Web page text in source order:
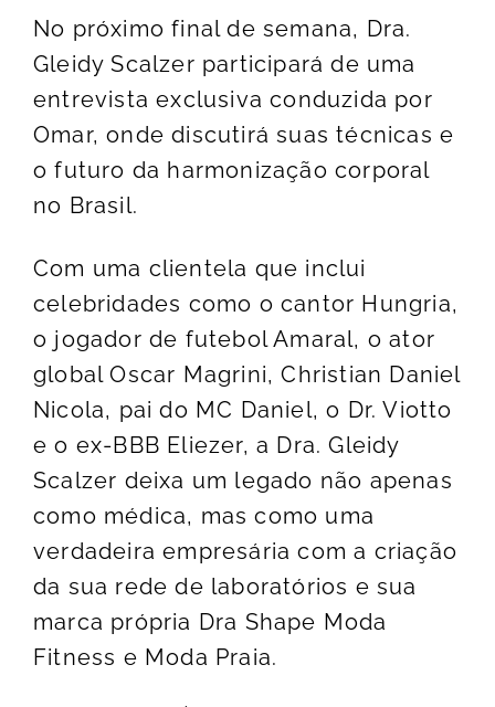
No próximo final de semana, Dra.
Gleidy Scalzer participará de uma
entrevista exclusiva conduzida por
Omar, onde discutirá suas técnicas e
o futuro da harmonização corporal
no Brasil.
Com uma clientela que inclui
celebridades como o cantor Hungria,
o jogador de futebol Amaral, o ator
global Oscar Magrini, Christian Daniel
Nicola, pai do MC Daniel, o Dr. Viotto
e o ex-BBB Eliezer, a Dra. Gleidy
Scalzer deixa um legado não apenas
como médica, mas como uma
verdadeira empresária com a criação
da sua rede de laboratórios e sua
marca própria Dra Shape Moda
Fitness e Moda Praia.